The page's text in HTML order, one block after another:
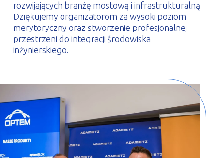
rozwijających branżę mostową i infrastrukturalną.
Dziękujemy organizatorom za wysoki poziom
merytoryczny oraz stworzenie profesjonalnej
przestrzeni do integracji środowiska
inżynierskiego.